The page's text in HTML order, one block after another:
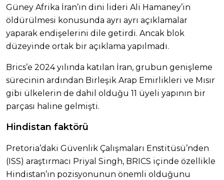
Güney Afrika İran’ın dini lideri Ali Hamaney’in
öldürülmesi konusunda ayrı ayrı açıklamalar
yaparak endişelerini dile getirdi. Ancak blok
düzeyinde ortak bir açıklama yapılmadı.
Brics’e 2024 yılında katılan İran, grubun genişleme
sürecinin ardından Birleşik Arap Emirlikleri ve Mısır
gibi ülkelerin de dahil olduğu 11 üyeli yapının bir
parçası haline gelmişti.
Hindistan faktörü
Pretoria’daki Güvenlik Çalışmaları Enstitüsü’nden
(ISS) araştırmacı Priyal Singh, BRICS içinde özellikle
Hindistan’ın pozisyonunun önemli olduğunu